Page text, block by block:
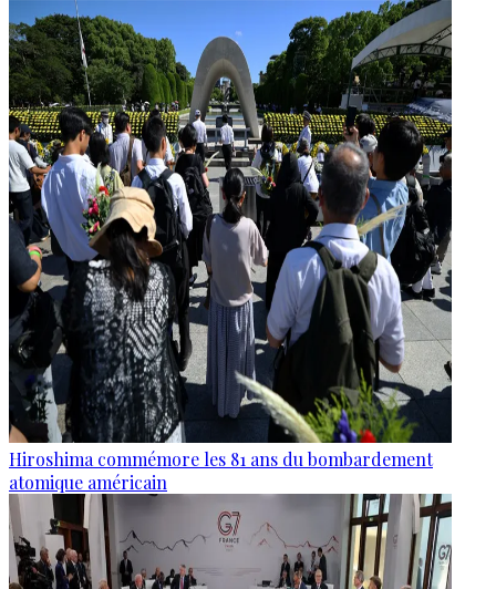
Hiroshima commémore les 81 ans du bombardement
atomique américain